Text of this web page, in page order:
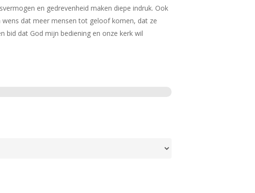
en gedrevenheid maken diepe indruk. Ook
dat meer mensen tot geloof komen, dat ze
bid dat God mijn bediening en onze kerk wil